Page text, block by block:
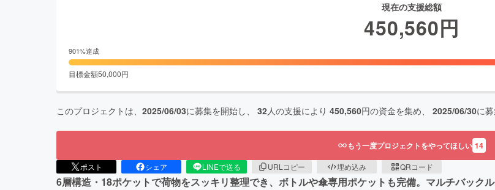
現在の支援総額
450,560円
901%達成
目標金額50,000円
このプロジェクトは、 2025/06/03に募集を開始し、 32人の支援により 450,560円の資金を集め、 2025/06/30に
もう一度プロジェクトをやってほしい 14
ポスト シェア LINEで送る URLコピー 埋め込み QRコード
6層構造・18ポケットで荷物をスッキリ整理でき、ボトルや傘専用ポケットも完備。マルチバック